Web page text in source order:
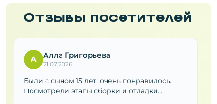
Отзывы посетителей
А Алла Григорьева
21.07.2026
Были с сыном 15 лет, очень понравилось.
Посмотрели этапы сборки и отладки